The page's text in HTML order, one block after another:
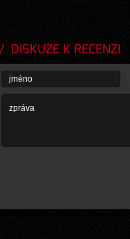
DISKUZE K RECENZI